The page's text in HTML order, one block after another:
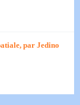
par Jedino